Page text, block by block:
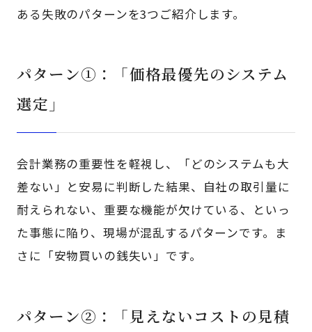
ある失敗のパターンを3つご紹介します。
パターン①：「価格最優先のシステム
選定」
会計業務の重要性を軽視し、「どのシステムも大
差ない」と安易に判断した結果、自社の取引量に
耐えられない、重要な機能が欠けている、といっ
た事態に陥り、現場が混乱するパターンです。ま
さに「安物買いの銭失い」です。
パターン➁：「見えないコストの見積